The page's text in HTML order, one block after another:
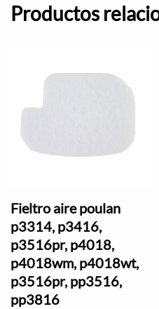
Productos
Fieltro aire poulan
p3314, p3416,
p3516pr, p4018,
p4018wm, p4018wt,
p3516pr, pp3516,
pp3816